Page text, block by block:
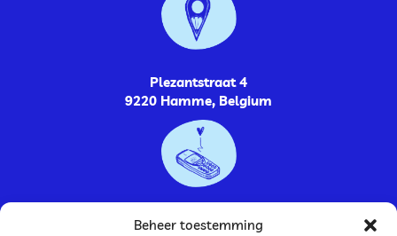
Beheer toestemming
Plezantstraat 4
9220 Hamme, Belgium
0485264448